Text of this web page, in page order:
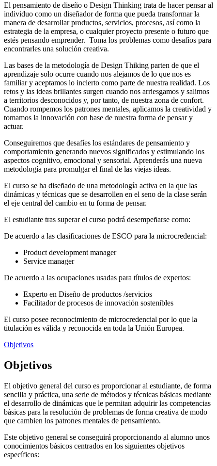
El pensamiento de diseño o Design Thinking trata de hacer pensar al
individuo como un diseñador de forma que pueda transformar la
manera de desarrollar productos, servicios, procesos, así como la
estrategia de la empresa, o cualquier proyecto presente o futuro que
estés pensando emprender. Toma los problemas como desafíos para
encontrarles una solución creativa.
Las bases de la metodología de Design Thiking parten de que el
aprendizaje solo ocurre cuando nos alejamos de lo que nos es
familiar y aceptamos lo incierto como parte de nuestra realidad. Los
retos y las ideas brillantes surgen cuando nos arriesgamos y salimos
a territorios desconocidos y, por tanto, de nuestra zona de confort.
Cuando rompemos los patrones mentales, aplicamos la creatividad y
tomamos la innovación con base de nuestra forma de pensar y
actuar.
Conseguiremos que desafíes los estándares de pensamiento y
comportamiento generando nuevos significados y estimulando los
aspectos cognitivo, emocional y sensorial. Aprenderás una nueva
metodología para promulgar el final de las viejas ideas.
El curso se ha diseñado de una metodología activa en la que las
dinámicas y técnicas que se desarrollen en el seno de la clase serán
el eje central del cambio en tu forma de pensar.
El estudiante tras superar el curso podrá desempeñarse como:
De acuerdo a las clasificaciones de ESCO para la microcredencial:
Product development manager
Service manager
De acuerdo a las ocupaciones usadas para títulos de expertos:
Experto en Diseño de productos /servicios
Facilitador de procesos de innovación sostenibles
El curso posee reconocimiento de microcredencial por lo que la
titulación es válida y reconocida en toda la Unión Europea.
Objetivos
Objetivos
El objetivo general del curso es proporcionar al estudiante, de forma
sencilla y práctica, una serie de métodos y técnicas básicas mediante
el desarrollo de dinámicas que le permitan adquirir las competencias
básicas para la resolución de problemas de forma creativa de modo
que cambien los patrones mentales de pensamiento.
Este objetivo general se conseguirá proporcionando al alumno unos
conocimientos básicos centrados en los siguientes objetivos
específicos: